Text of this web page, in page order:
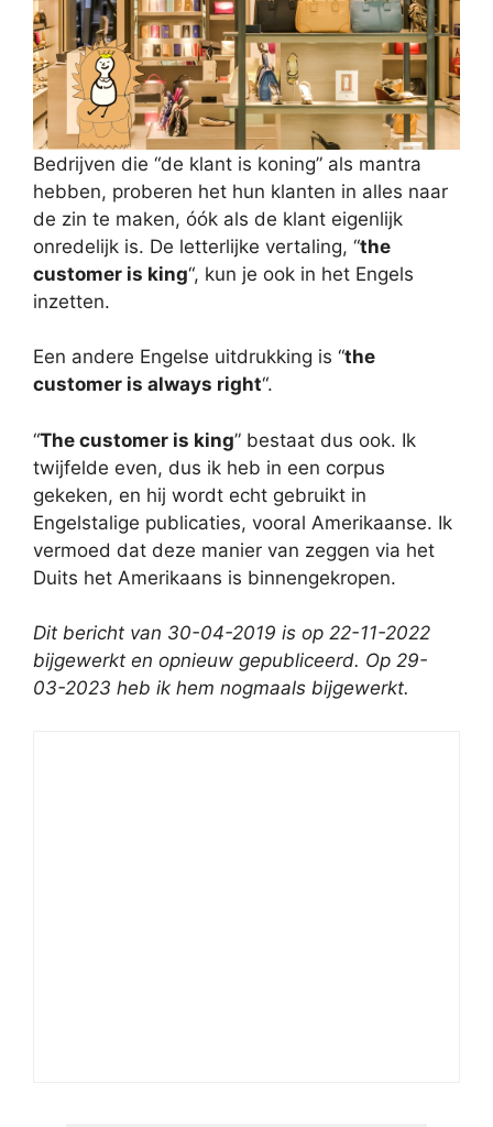
Bedrijven die “de klant is koning” als mantra
hebben, proberen het hun klanten in alles naar
de zin te maken, óók als de klant eigenlijk
onredelijk is. De letterlijke vertaling, “the
customer is king“, kun je ook in het Engels
inzetten.
Een andere Engelse uitdrukking is “the
customer is always right“.
“The customer is king” bestaat dus ook. Ik
twijfelde even, dus ik heb in een corpus
gekeken, en hij wordt echt gebruikt in
Engelstalige publicaties, vooral Amerikaanse. Ik
vermoed dat deze manier van zeggen via het
Duits het Amerikaans is binnengekropen.
Dit bericht van 30-04-2019 is op 22-11-2022
bijgewerkt en opnieuw gepubliceerd. Op 29-
03-2023 heb ik hem nogmaals bijgewerkt.